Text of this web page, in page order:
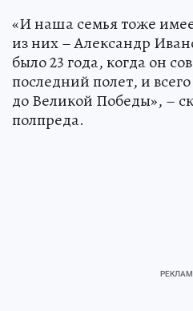
«И наша семья тоже
из них – Александр
было 23 года, когда он
последний полет, и
до Великой Победы», –
полпреда.